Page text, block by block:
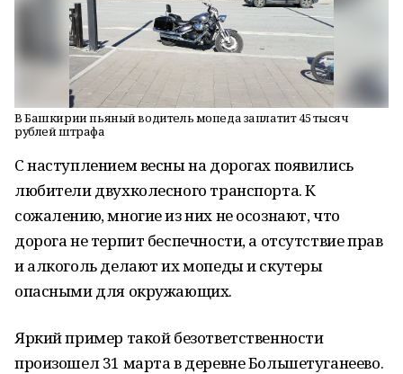
В Башкирии пьяный водитель мопеда заплатит 45 тысяч
рублей штрафа
С наступлением весны на дорогах появились
любители двухколесного транспорта. К
сожалению, многие из них не осознают, что
дорога не терпит беспечности, а отсутствие прав
и алкоголь делают их мопеды и скутеры
опасными для окружающих.
Яркий пример такой безответственности
произошел 31 марта в деревне Большетуганеево.